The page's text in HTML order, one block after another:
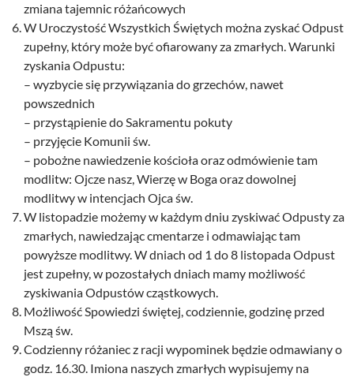
zmiana tajemnic różańcowych
W Uroczystość Wszystkich Świętych można zyskać Odpust
zupełny, który może być ofiarowany za zmarłych. Warunki
zyskania Odpustu:
– wyzbycie się przywiązania do grzechów, nawet
powszednich
– przystąpienie do Sakramentu pokuty
– przyjęcie Komunii św.
– pobożne nawiedzenie kościoła oraz odmówienie tam
modlitw: Ojcze nasz, Wierzę w Boga oraz dowolnej
modlitwy w intencjach Ojca św.
W listopadzie możemy w każdym dniu zyskiwać Odpusty za
zmarłych, nawiedzając cmentarze i odmawiając tam
powyższe modlitwy. W dniach od 1 do 8 listopada Odpust
jest zupełny, w pozostałych dniach mamy możliwość
zyskiwania Odpustów cząstkowych.
Możliwość Spowiedzi świętej, codziennie, godzinę przed
Mszą św.
Codzienny różaniec z racji wypominek będzie odmawiany o
godz. 16.30. Imiona naszych zmarłych wypisujemy na